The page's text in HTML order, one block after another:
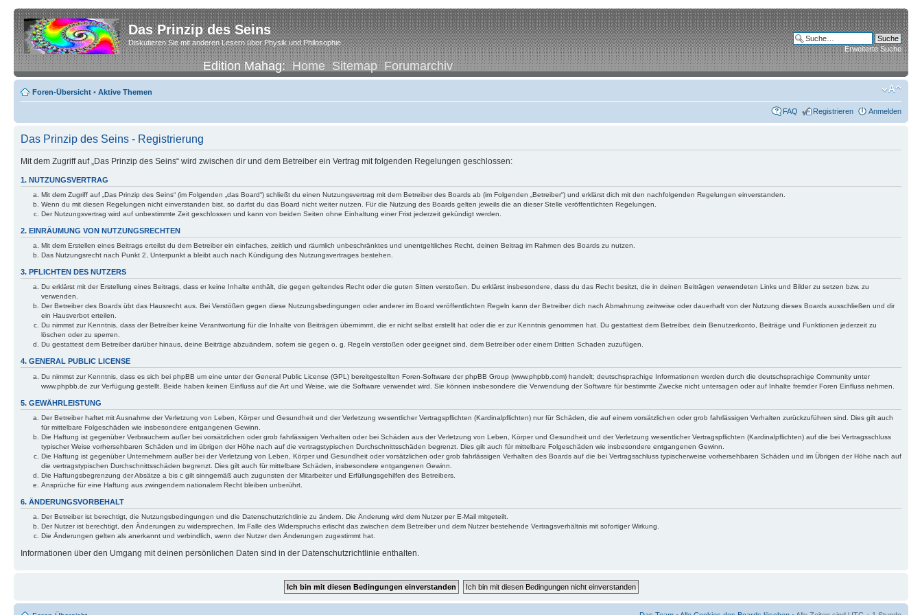
Das Prinzip des Seins
Diskutieren Sie mit anderen Lesern über Physik und Philosophie
Edition Mahag:Home Sitemap Forumarchiv
Erweiterte Suche
Foren-Übersicht • Aktive Themen
FAQ Registrieren Anmelden
Das Prinzip des Seins - Registrierung
Mit dem Zugriff auf „Das Prinzip des Seins“ wird zwischen dir und dem Betreiber ein Vertrag mit folgenden Regelungen geschlossen:
1. NUTZUNGSVERTRAG
Mit dem Zugriff auf „Das Prinzip des Seins“ (im Folgenden „das Board“) schließt du einen Nutzungsvertrag mit dem Betreiber des Boards ab (im Folgenden „Betreiber“) und erklärst dich mit den nachfolgenden Regelungen einverstanden.
Wenn du mit diesen Regelungen nicht einverstanden bist, so darfst du das Board nicht weiter nutzen. Für die Nutzung des Boards gelten jeweils die an dieser Stelle veröffentlichten Regelungen.
Der Nutzungsvertrag wird auf unbestimmte Zeit geschlossen und kann von beiden Seiten ohne Einhaltung einer Frist jederzeit gekündigt werden.
2. EINRÄUMUNG VON NUTZUNGSRECHTEN
Mit dem Erstellen eines Beitrags erteilst du dem Betreiber ein einfaches, zeitlich und räumlich unbeschränktes und unentgeltliches Recht, deinen Beitrag im Rahmen des Boards zu nutzen.
Das Nutzungsrecht nach Punkt 2, Unterpunkt a bleibt auch nach Kündigung des Nutzungsvertrages bestehen.
3. PFLICHTEN DES NUTZERS
Du erklärst mit der Erstellung eines Beitrags, dass er keine Inhalte enthält, die gegen geltendes Recht oder die guten Sitten verstoßen. Du erklärst insbesondere, dass du das Recht besitzt, die in deinen Beiträgen verwendeten Links und Bilder zu setzen bzw. zu
verwenden.
Der Betreiber des Boards übt das Hausrecht aus. Bei Verstößen gegen diese Nutzungsbedingungen oder anderer im Board veröffentlichten Regeln kann der Betreiber dich nach Abmahnung zeitweise oder dauerhaft von der Nutzung dieses Boards ausschließen und dir
ein Hausverbot erteilen.
Du nimmst zur Kenntnis, dass der Betreiber keine Verantwortung für die Inhalte von Beiträgen übernimmt, die er nicht selbst erstellt hat oder die er zur Kenntnis genommen hat. Du gestattest dem Betreiber, dein Benutzerkonto, Beiträge und Funktionen jederzeit zu
löschen oder zu sperren.
Du gestattest dem Betreiber darüber hinaus, deine Beiträge abzuändern, sofern sie gegen o. g. Regeln verstoßen oder geeignet sind, dem Betreiber oder einem Dritten Schaden zuzufügen.
4. GENERAL PUBLIC LICENSE
Du nimmst zur Kenntnis, dass es sich bei phpBB um eine unter der General Public License (GPL) bereitgestellten Foren-Software der phpBB Group (www.phpbb.com) handelt; deutschsprachige Informationen werden durch die deutschsprachige Community unter
www.phpbb.de zur Verfügung gestellt. Beide haben keinen Einfluss auf die Art und Weise, wie die Software verwendet wird. Sie können insbesondere die Verwendung der Software für bestimmte Zwecke nicht untersagen oder auf Inhalte fremder Foren Einfluss nehmen.
5. GEWÄHRLEISTUNG
Der Betreiber haftet mit Ausnahme der Verletzung von Leben, Körper und Gesundheit und der Verletzung wesentlicher Vertragspflichten (Kardinalpflichten) nur für Schäden, die auf einem vorsätzlichen oder grob fahrlässigen Verhalten zurückzuführen sind. Dies gilt auch
für mittelbare Folgeschäden wie insbesondere entgangenen Gewinn.
Die Haftung ist gegenüber Verbrauchern außer bei vorsätzlichen oder grob fahrlässigen Verhalten oder bei Schäden aus der Verletzung von Leben, Körper und Gesundheit und der Verletzung wesentlicher Vertragspflichten (Kardinalpflichten) auf die bei Vertragsschluss
typischer Weise vorhersehbaren Schäden und im übrigen der Höhe nach auf die vertragstypischen Durchschnittsschäden begrenzt. Dies gilt auch für mittelbare Folgeschäden wie insbesondere entgangenen Gewinn.
Die Haftung ist gegenüber Unternehmern außer bei der Verletzung von Leben, Körper und Gesundheit oder vorsätzlichen oder grob fahrlässigen Verhalten des Boards auf die bei Vertragsschluss typischerweise vorhersehbaren Schäden und im Übrigen der Höhe nach auf
die vertragstypischen Durchschnittsschäden begrenzt. Dies gilt auch für mittelbare Schäden, insbesondere entgangenen Gewinn.
Die Haftungsbegrenzung der Absätze a bis c gilt sinngemäß auch zugunsten der Mitarbeiter und Erfüllungsgehilfen des Betreibers.
Ansprüche für eine Haftung aus zwingendem nationalem Recht bleiben unberührt.
6. ÄNDERUNGSVORBEHALT
Der Betreiber ist berechtigt, die Nutzungsbedingungen und die Datenschutzrichtlinie zu ändern. Die Änderung wird dem Nutzer per E-Mail mitgeteilt.
Der Nutzer ist berechtigt, den Änderungen zu widersprechen. Im Falle des Widerspruchs erlischt das zwischen dem Betreiber und dem Nutzer bestehende Vertragsverhältnis mit sofortiger Wirkung.
Die Änderungen gelten als anerkannt und verbindlich, wenn der Nutzer den Änderungen zugestimmt hat.
Informationen über den Umgang mit deinen persönlichen Daten sind in der Datenschutzrichtlinie enthalten.